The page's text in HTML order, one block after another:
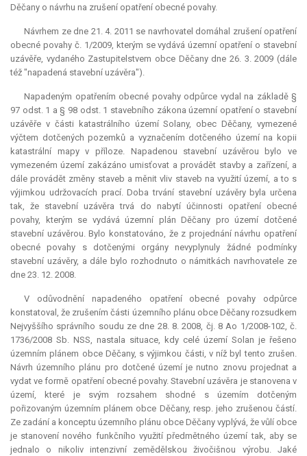
Děčany o návrhu na zrušení opatření obecné povahy.
Návrhem ze dne 21. 4. 2011 se navrhovatel domáhal zrušení opatření
obecné povahy č. 1/2009, kterým se vydává územní opatření o stavební
uzávěře, vydaného Zastupitelstvem obce Děčany dne 26. 3. 2009 (dále
též "napadená stavební uzávěra").
Napadeným opatřením obecné povahy odpůrce vydal na základě §
97 odst. 1 a § 98 odst. 1 stavebního zákona územní opatření o stavební
uzávěře v části katastrálního území Solany, obec Děčany, vymezené
výčtem dotčených pozemků a vyznačením dotčeného území na kopii
katastrální mapy v příloze. Napadenou stavební uzávěrou bylo ve
vymezeném území zakázáno umisťovat a provádět stavby a zařízení, a
dále provádět změny staveb a měnit vliv staveb na využití území, a to s
výjimkou udržovacích prací. Doba trvání stavební uzávěry byla určena
tak, že stavební uzávěra trvá do nabytí účinnosti opatření obecné
povahy, kterým se vydává územní plán Děčany pro území dotčené
stavební uzávěrou. Bylo konstatováno, že z projednání návrhu opatření
obecné povahy s dotčenými orgány nevyplynuly žádné podmínky
stavební uzávěry, a dále bylo rozhodnuto o námitkách navrhovatele ze
dne 23. 12. 2008.
V odůvodnění napadeného opatření obecné povahy odpůrce
konstatoval, že zrušením části územního plánu obce Děčany rozsudkem
Nejvyššího správního soudu ze dne 28. 8. 2008, čj. 8 Ao 1/2008-102, č.
1736/2008 Sb. NSS, nastala situace, kdy celé území Solan je řešeno
územním plánem obce Děčany, s výjimkou části, v níž byl tento zrušen.
Návrh územního plánu pro dotčené území je nutno znovu projednat a
vydat ve formě opatření obecné povahy. Stavební uzávěra je stanovena v
území, které je svým rozsahem shodné s územím dotčeným
pořizovaným územním plánem obce Děčany, resp. jeho zrušenou částí.
Ze zadání a konceptu územního plánu obce Děčany vyplývá, že vůlí obce
je stanovení nového funkčního využití předmětného území tak, aby se
jednalo o nikoliv intenzivní zemědělskou živočišnou výrobu. Jaké